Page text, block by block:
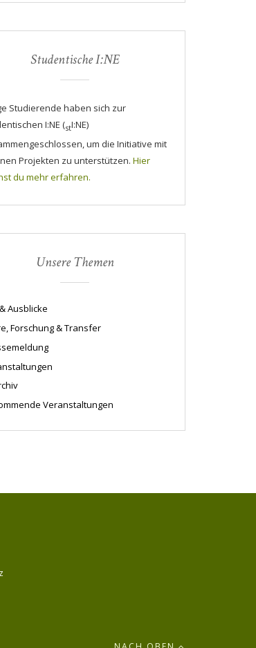
Studentische I:NE
Studierende haben sich zur
I:NE (stI:NE)
um die Initiative mit
Projekten zu unterstützen. Hier
du mehr erfahren.
Unsere Themen
Ausblicke
Forschung & Transfer
Veranstaltungen